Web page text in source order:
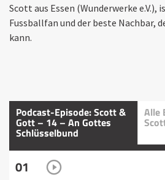
Scott aus Essen (Wunderwerke e.V.),
Fussballfan und der beste Nachbar,
kann.
Podcast-Episode: Scott &
Gott – 14 – An Gottes
Schlüsselbund
Alle
01